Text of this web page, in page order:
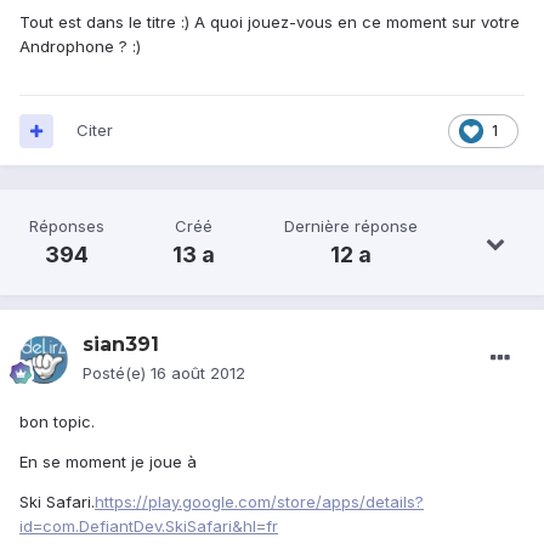
Tout est dans le titre :) A quoi jouez-vous en ce moment sur votre
Androphone ? :)
1
Citer
Réponses
394
Créé
13 a
Dernière réponse
12 a
sian391
Posté(e) 16 août 2012
bon topic.
En se moment je joue à
Ski Safari.https://play.google.com/store/apps/details?
id=com.DefiantDev.SkiSafari&hl=fr